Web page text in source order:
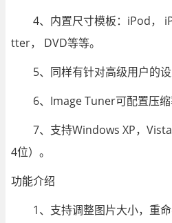
4、内置尺寸模板：iPod，
tter， DVD等等。
5、同样有针对高级用户的设
6、Image Tuner可配置压缩
7、支持Windows XP，Vista
4位）。
功能介绍
1、支持调整图片大小，重命